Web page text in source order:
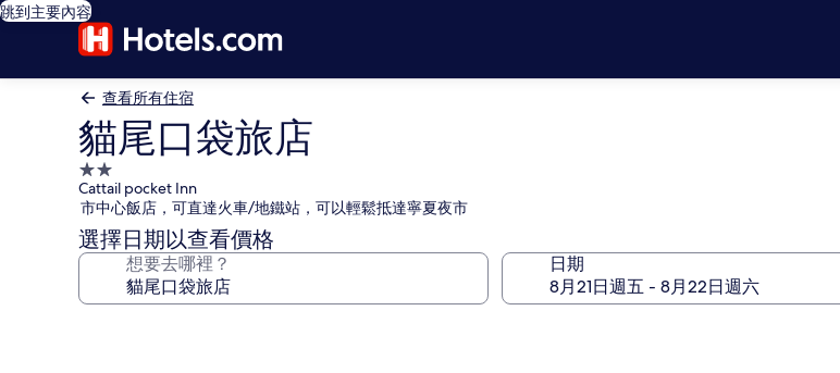
跳到主要內容
查看所有住宿
貓尾口袋旅店
2.0
星
級
住
宿
Cattail pocket Inn
市中心飯店，可直達火車/地鐵站，可以輕鬆抵達寧夏夜市
選擇日期以查看價格
想要去哪裡？ 日期